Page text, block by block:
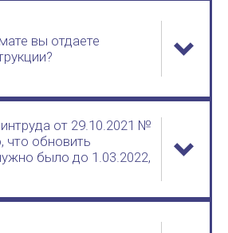
вы отдаете
от 29.10.2021 №
что обновить
было до 1.03.2022,